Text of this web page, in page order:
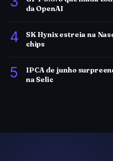
da OpenAI
4
SK Hynix estreia na
chips
5
IPCA de junho
na Selic